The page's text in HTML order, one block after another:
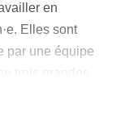
en
Elles sont
par une équipe
trois grandes
et